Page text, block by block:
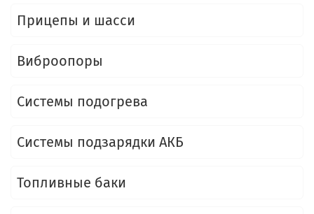
Прицепы и шасси
Виброопоры
Системы подогрева
Системы подзарядки АКБ
Топливные баки